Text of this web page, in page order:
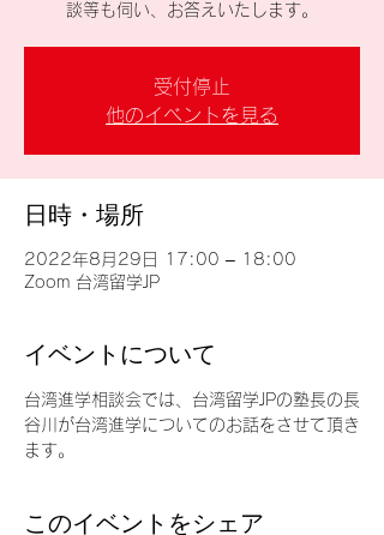
談等も伺い、お答えいたします。
受付停止
他のイベントを見る
日時・場所
2022年8月29日 17:00 – 18:00
Zoom 台湾留学JP
イベントについて
台湾進学相談会では、台湾留学JPの塾長の長
谷川が台湾進学についてのお話をさせて頂き
ます。
このイベントをシェア